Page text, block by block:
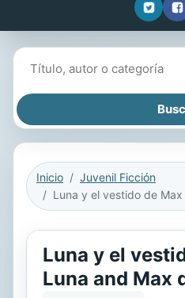
Inicio
Juvenil Ficción
Luna y el
Luna and Max